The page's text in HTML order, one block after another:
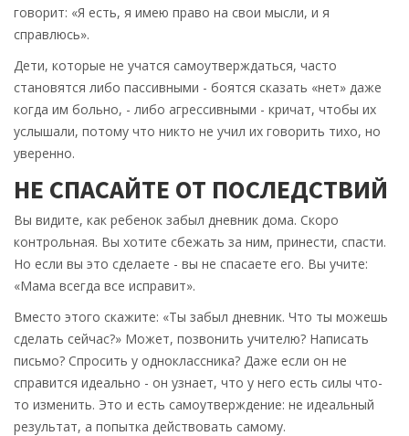
говорит: «Я есть, я имею право на свои мысли, и я
справлюсь».
Дети, которые не учатся самоутверждаться, часто
становятся либо пассивными - боятся сказать «нет» даже
когда им больно, - либо агрессивными - кричат, чтобы их
услышали, потому что никто не учил их говорить тихо, но
уверенно.
НЕ СПАСАЙТЕ ОТ ПОСЛЕДСТВИЙ
Вы видите, как ребенок забыл дневник дома. Скоро
контрольная. Вы хотите сбежать за ним, принести, спасти.
Но если вы это сделаете - вы не спасаете его. Вы учите:
«Мама всегда все исправит».
Вместо этого скажите: «Ты забыл дневник. Что ты можешь
сделать сейчас?» Может, позвонить учителю? Написать
письмо? Спросить у одноклассника? Даже если он не
справится идеально - он узнает, что у него есть силы что-
то изменить. Это и есть самоутверждение: не идеальный
результат, а попытка действовать самому.